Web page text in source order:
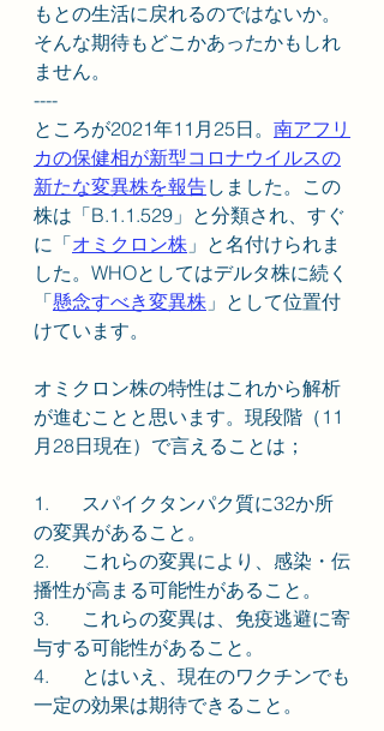
もとの生活に戻れるのではないか。
そんな期待もどこかあったかもしれ
ません。
----
ところが2021年11月25日。 南アフリ
カの保健相が新型コロナウイルスの
新たな変異株を報告しました。この
株は「B.1.1.529」と分類され、すぐ
に「オミクロン株 」と名付けられま
した。WHOとしてはデルタ株に続く
「懸念すべき変異株 」として位置付
けています。
オミクロン株の特性はこれから解析
が進むことと思います。現段階（11
月28日現在）で言えることは；
1.	スパイクタンパク質に32か所
の変異があること。
2.	これらの変異により、感染・伝
播性が高まる可能性があること。
3.	これらの変異は、免疫逃避に寄
与する可能性があること。
4.	とはいえ、現在のワクチンでも
一定の効果は期待できること。